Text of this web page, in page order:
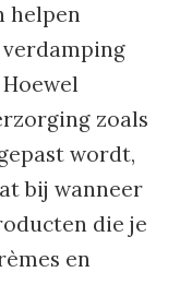
helpen
zoals
wordt,
bij wanneer
die je
en